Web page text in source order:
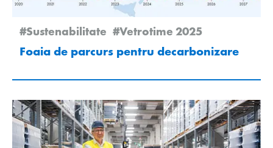
#Sustenabilitate #Vetrotime 2025
Foaia de parcurs pentru decarbonizare